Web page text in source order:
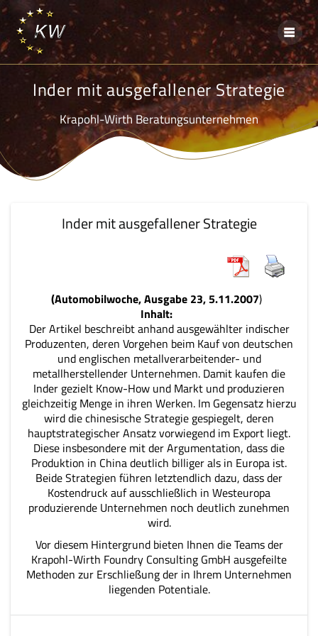
to
content
Inder mit ausgefallener Strategie
Krapohl-Wirth Beratungsunternehmen
Inder mit ausgefallener Strategie
(Automobilwoche, Ausgabe 23, 5.11.2007)
Inhalt:
Der Artikel beschreibt anhand ausgewählter indischer
Produzenten, deren Vorgehen beim Kauf von deutschen
und englischen metallverarbeitender- und
metallherstellender Unternehmen. Damit kaufen die
Inder gezielt Know-How und Markt und produzieren
gleichzeitig Menge in ihren Werken. Im Gegensatz hierzu
wird die chinesische Strategie gespiegelt, deren
hauptstrategischer Ansatz vorwiegend im Export liegt.
Diese insbesondere mit der Argumentation, dass die
Produktion in China deutlich billiger als in Europa ist.
Beide Strategien führen letztendlich dazu, dass der
Kostendruck auf ausschließlich in Westeuropa
produzierende Unternehmen noch deutlich zunehmen
wird.
Vor diesem Hintergrund bieten Ihnen die Teams der
Krapohl-Wirth Foundry Consulting GmbH ausgefeilte
Methoden zur Erschließung der in Ihrem Unternehmen
liegenden Potentiale.